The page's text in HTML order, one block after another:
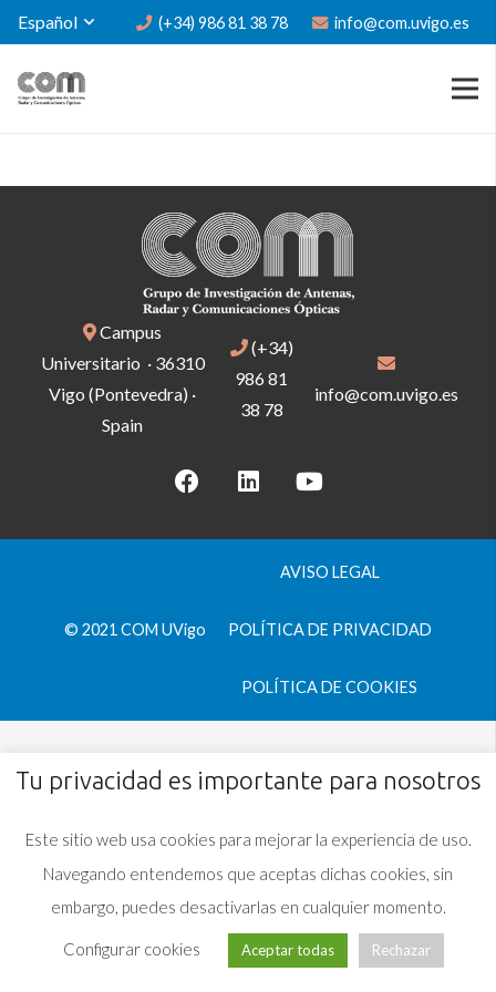
Español (+34) 986 81 38 78 info@com.uvigo.es
Campus
Universitario · 36310
Vigo (Pontevedra) ·
Spain
(+34)
986 81
38 78
info@com.uvigo.es
© 2021 COM UVigo
AVISO LEGAL
POLÍTICA DE PRIVACIDAD
POLÍTICA DE COOKIES
Tu privacidad es importante para nosotros
Este sitio web usa cookies para mejorar la experiencia de uso.
Navegando entendemos que aceptas dichas cookies, sin
embargo, puedes desactivarlas en cualquier momento.
Configurar cookies Aceptar todas Rechazar